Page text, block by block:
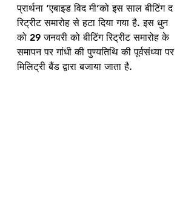
प्रार्थना ‘एबाइड विद मी’को इस साल बीटिंग द
रिट्रीट समारोह से हटा दिया गया है. इस धुन
को 29 जनवरी को बीटिंग रिट्रीट समारोह के
समापन पर गांधी की पुण्यतिथि की पूर्वसंध्या पर
मिलिट्री बैंड द्वारा बजाया जाता है.